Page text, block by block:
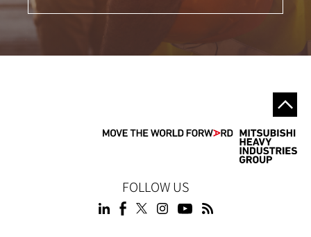
FOLLOW US